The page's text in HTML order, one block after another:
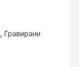
, Гравирани